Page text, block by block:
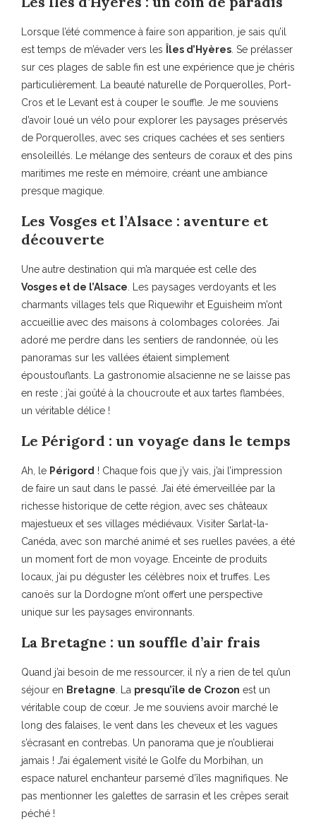
Lorsque l’été commence à faire son apparition, je sais qu’il
est temps de m’évader vers les
Îles d’Hyères. Se prélasser
sur ces plages de sable fin est une expérience que je chéris
particulièrement. La beauté naturelle de Porquerolles, Port-
Cros et le Levant est à couper le souffle. Je me souviens
d’avoir loué un vélo pour explorer les paysages préservés
de Porquerolles, avec ses criques cachées et ses sentiers
ensoleillés. Le mélange des senteurs de coraux et des pins
maritimes me reste en mémoire, créant une ambiance
presque magique.
Les Vosges et l’Alsace : aventure et
découverte
Une autre destination qui m’a marquée est celle des
Vosges et de l’Alsace. Les paysages verdoyants et les
charmants villages tels que Riquewihr et Eguisheim m’ont
accueillie avec des maisons à colombages colorées. J’ai
adoré me perdre dans les sentiers de randonnée, où les
panoramas sur les vallées étaient simplement
époustouflants. La gastronomie alsacienne ne se laisse pas
en reste ; j’ai goûté à la choucroute et aux tartes flambées,
un véritable délice !
Le Périgord : un voyage dans le temps
Ah, le Périgord ! Chaque fois que j’y vais, j’ai l’impression
de faire un saut dans le passé. J’ai été émerveillée par la
richesse historique de cette région, avec ses châteaux
majestueux et ses villages médiévaux. Visiter Sarlat-la-
Canéda, avec son marché animé et ses ruelles pavées, a été
un moment fort de mon voyage. Enceinte de produits
locaux, j’ai pu déguster les célèbres noix et truffes. Les
canoës sur la Dordogne m’ont offert une perspective
unique sur les paysages environnants.
La Bretagne : un souffle d’air frais
Quand j’ai besoin de me ressourcer, il n’y a rien de tel qu’un
séjour en Bretagne. La presqu’île de Crozon est un
véritable coup de cœur. Je me souviens avoir marché le
long des falaises, le vent dans les cheveux et les vagues
s’écrasant en contrebas. Un panorama que je n’oublierai
jamais ! J’ai également visité le Golfe du Morbihan, un
espace naturel enchanteur parsemé d’îles magnifiques. Ne
pas mentionner les galettes de sarrasin et les crêpes serait
péché !